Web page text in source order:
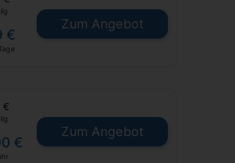
€
Zum Angebot
€
€
Zum Angebot